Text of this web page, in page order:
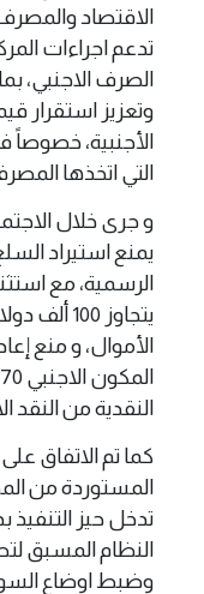
الاقتصاد
تدعم اجراءات
الصرف الاجنبي،
وتعزيز استقرار
الأجنبية، خصوصاً
التي اتخذها
و جرى خلال
يمنع استيراد
الرسمية، مع
يتجاوز
الأموال، و منع
النقدية من النقد
كما تم الاتفاق
المستوردة من
تدخل حيز التنفيذ
وضبط اوضاع